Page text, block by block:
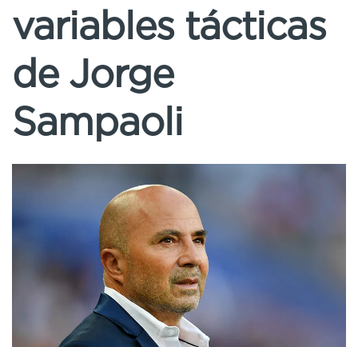
Sport Session Planner
Cursos especializados
Clubes
Ligas y federaciones
Regístrate
Centro de aprendizaje
Sport Session Planner
Contáctanos
LANGUAGE
English Español
variables tácticas
de Jorge
Sampaoli